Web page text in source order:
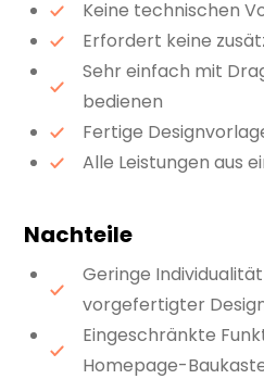
Keine technischen
Erfordert keine
Sehr einfach mit
bedienen
Fertige
Alle Leistungen aus
Nachteile
Geringe
vorgefertigter
Eingeschränkte
Homepage-